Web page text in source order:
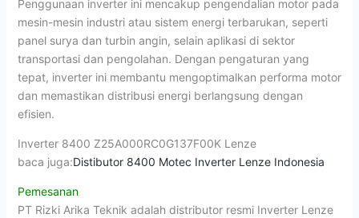
Penggunaan inverter ini mencakup pengendalian motor pada
mesin-mesin industri atau sistem energi terbarukan, seperti
panel surya dan turbin angin, selain aplikasi di sektor
transportasi dan pengolahan. Dengan pengaturan yang
tepat, inverter ini membantu mengoptimalkan performa motor
dan memastikan distribusi energi berlangsung dengan
efisien.
Inverter 8400 Z25A000RC0G137F00K Lenze
baca juga:Distibutor 8400 Motec Inverter Lenze Indonesia
Pemesanan
PT Rizki Arika Teknik adalah distributor resmi Inverter Lenze